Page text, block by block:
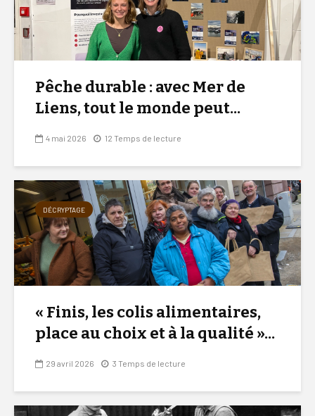
Pêche durable : avec Mer de
Liens, tout le monde peut...
4 mai 2026 12 Temps de lecture
DÉCRYPTAGE
« Finis, les colis alimentaires,
place au choix et à la qualité »...
29 avril 2026 3 Temps de lecture